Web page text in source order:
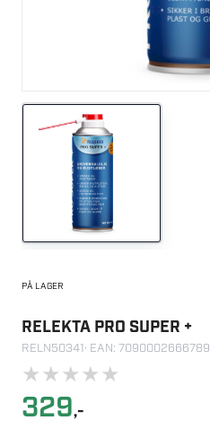
PÅ LAGER
RELEKTA PRO SUPER +
RELN50341· EAN: 7090002666789
★★★★★
329,-